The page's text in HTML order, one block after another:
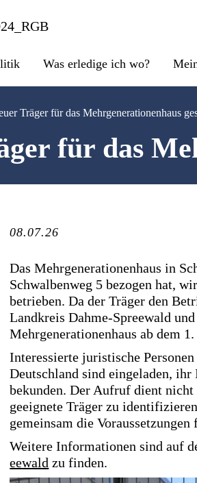
Was erledige ich wo?
Träger für das Mehrgenerationenhaus
für das
08.07.26
Das Mehrgenerationenhaus in
Schwalbenweg 5 bezogen hat,
betrieben. Da der Träger den
Landkreis Dahme-Spreewald
Mehrgenerationenhaus ab dem
Interessierte juristische
Deutschland sind eingeladen,
bekunden. Der Aufruf dient
geeignete Träger zu
gemeinsam die
Weitere Informationen sind auf
eewald zu finden.